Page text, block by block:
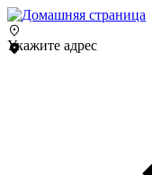
Укажите адрес